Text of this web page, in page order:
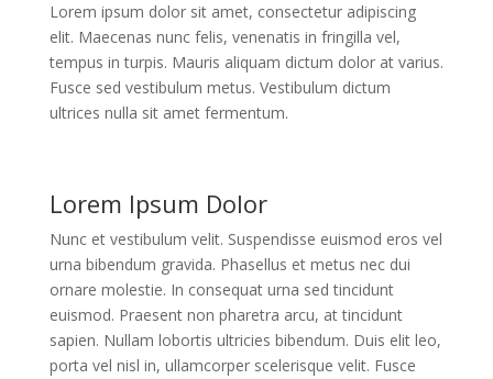
Lorem ipsum dolor sit amet, consectetur adipiscing
elit. Maecenas nunc felis, venenatis in fringilla vel,
tempus in turpis. Mauris aliquam dictum dolor at varius.
Fusce sed vestibulum metus. Vestibulum dictum
ultrices nulla sit amet fermentum.
Lorem Ipsum Dolor
Nunc et vestibulum velit. Suspendisse euismod eros vel
urna bibendum gravida. Phasellus et metus nec dui
ornare molestie. In consequat urna sed tincidunt
euismod. Praesent non pharetra arcu, at tincidunt
sapien. Nullam lobortis ultricies bibendum. Duis elit leo,
porta vel nisl in, ullamcorper scelerisque velit. Fusce